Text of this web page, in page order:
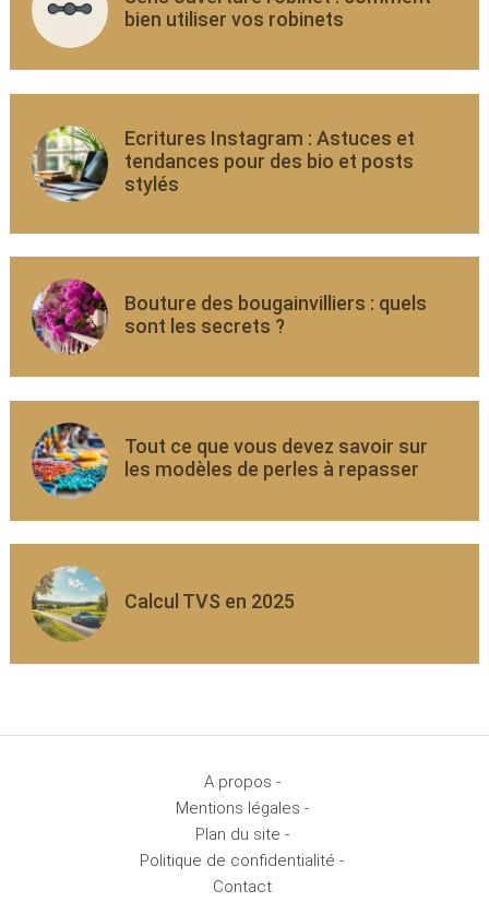
bien utiliser vos robinets
Ecritures Instagram : Astuces et
tendances pour des bio et posts
stylés
Bouture des bougainvilliers : quels
sont les secrets ?
Tout ce que vous devez savoir sur
les modèles de perles à repasser
Calcul TVS en 2025
A propos -
Mentions légales -
Plan du site -
Politique de confidentialité -
Contact